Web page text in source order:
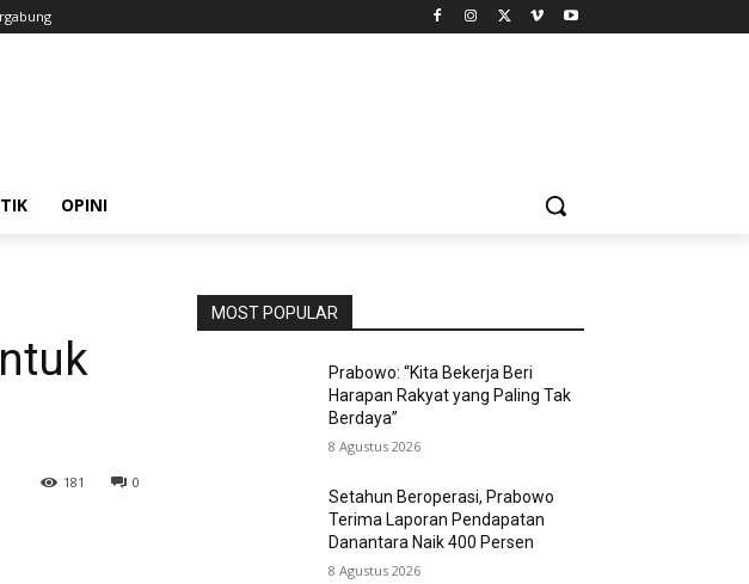
OPINI
0
181
MOST POPULAR
Prabowo: “Kita Bekerja Beri
Harapan Rakyat yang Paling Tak
Berdaya”
8 Agustus 2026
Setahun Beroperasi, Prabowo
Terima Laporan Pendapatan
Danantara Naik 400 Persen
8 Agustus 2026